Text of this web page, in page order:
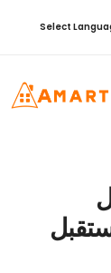
Select